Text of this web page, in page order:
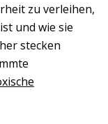
zu verleihen,
und wie sie
stecken